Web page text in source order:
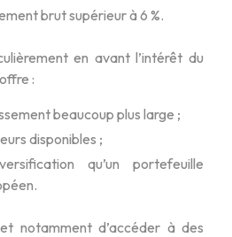
brut supérieur à 6 %.
en avant l’intérêt du
:
beaucoup plus large ;
disponibles ;
qu’un portefeuille
notamment d’accéder à des